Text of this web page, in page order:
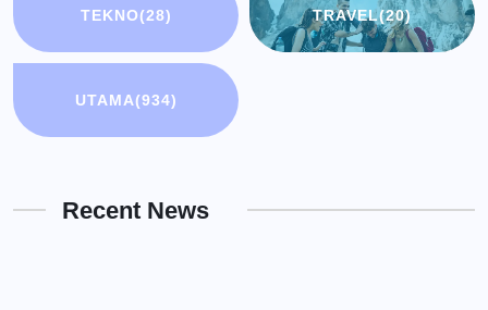
TEKNO(28) TRAVEL(20)
UTAMA(934)
Recent News